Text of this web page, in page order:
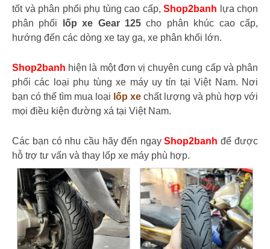
tốt và phân phối phụ tùng cao cấp, Shop2banh lựa chọn
phân phối
lốp xe Gear 125 cho phân khúc cao cấp,
hướng đến các dòng xe tay ga, xe phân khối lớn.
Shop2banh hiện là một đơn vị chuyên cung cấp và phân
phối các loại phụ tùng xe máy uy tín tại Việt Nam. Nơi
bạn có thể tìm mua loại lốp xe chất lượng và phù hợp với
mọi điều kiện đường xá tại Việt Nam.
Các bạn có nhu cầu hãy đến ngayShop2banh để được
hỗ trợ tư vấn và thay lốp xe máy phù hợp.